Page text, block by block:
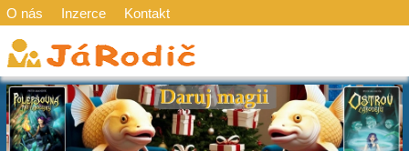
O nás Inzerce Kontakt